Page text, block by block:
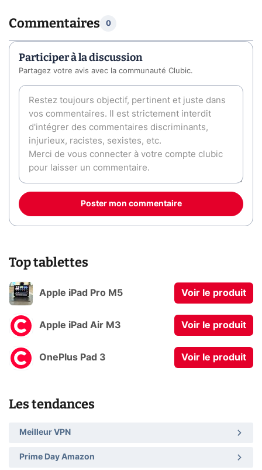
Commentaires 0
Participer à la discussion
Partagez votre avis avec la communauté Clubic.
Poster mon commentaire
Top tablettes
Apple iPad Pro M5 Voir le produit
Apple iPad Air M3 Voir le produit
OnePlus Pad 3 Voir le produit
Les tendances
Meilleur VPN
Prime Day Amazon